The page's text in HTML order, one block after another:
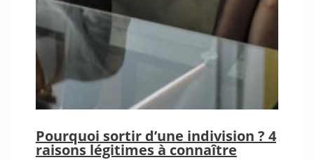
Pourquoi sortir d’une indivision ? 4
raisons légitimes à connaître